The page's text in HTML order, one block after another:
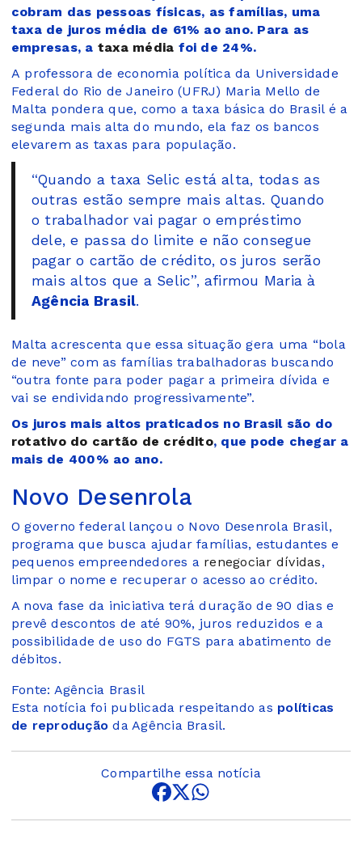
cobram das pessoas físicas, as famílias, uma
taxa de juros média de 61% ao ano. Para as
empresas, a taxa média foi de 24%.
A professora de economia política da Universidade
Federal do Rio de Janeiro (UFRJ) Maria Mello de
Malta pondera que, como a taxa básica do Brasil é a
segunda mais alta do mundo, ela faz os bancos
elevarem as taxas para população.
“Quando a taxa Selic está alta, todas as
outras estão sempre mais altas. Quando
o trabalhador vai pagar o empréstimo
dele, e passa do limite e não consegue
pagar o cartão de crédito, os juros serão
mais altos que a Selic”, afirmou Maria à
Agência Brasil.
Malta acrescenta que essa situação gera uma “bola
de neve” com as famílias trabalhadoras buscando
“outra fonte para poder pagar a primeira dívida e
vai se endividando progressivamente”.
Os juros mais altos praticados no Brasil são do
rotativo do cartão de crédito, que pode chegar a
mais de 400% ao ano.
Novo Desenrola
O governo federal lançou o Novo Desenrola Brasil,
programa que busca ajudar famílias, estudantes e
pequenos empreendedores a renegociar dívidas,
limpar o nome e recuperar o acesso ao crédito.
A nova fase da iniciativa terá duração de 90 dias e
prevê descontos de até 90%, juros reduzidos e a
possibilidade de uso do FGTS para abatimento de
débitos.
Fonte: Agência Brasil
Esta notícia foi publicada respeitando as políticas
de reprodução da Agência Brasil.
Compartilhe essa notícia